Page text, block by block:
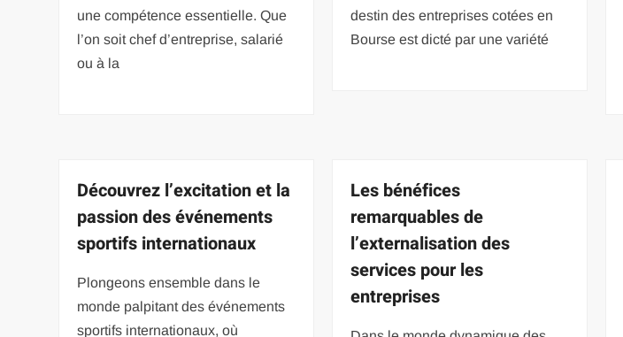
une compétence essentielle. Que
l’on soit chef d’entreprise, salarié
ou à la
destin des entreprises cotées en
Bourse est dicté par une variété
Découvrez l’excitation et la
passion des événements
sportifs internationaux
Plongeons ensemble dans le
monde palpitant des événements
sportifs internationaux, où
Les bénéfices
remarquables de
l’externalisation des
services pour les
entreprises